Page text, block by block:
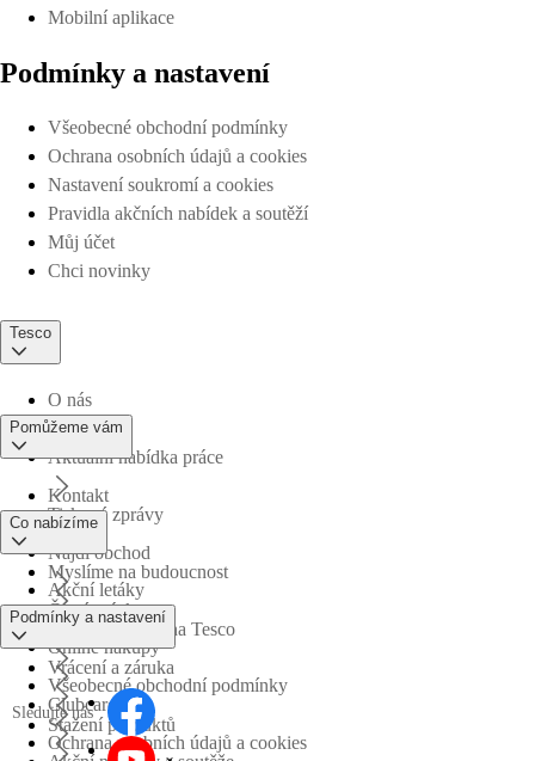
Mobilní aplikace
Podmínky a nastavení
Všeobecné obchodní podmínky
Ochrana osobních údajů a cookies
Nastavení soukromí a cookies
Pravidla akčních nabídek a soutěží
Můj účet
Chci novinky
Tesco
O nás
Aktuální nabídka práce
Tiskové zprávy
Myslíme na budoucnost
Obchodní skupina Tesco
Pomůžeme vám
Kontakt
Najdi obchod
Časté otázky
Vrácení a záruka
Stažení produktů
Co nabízíme
Akční letáky
Online nákupy
Clubcard
Podmínky a nastavení
Všeobecné obchodní podmínky
Ochrana osobních údajů a cookies
Sledujte nás